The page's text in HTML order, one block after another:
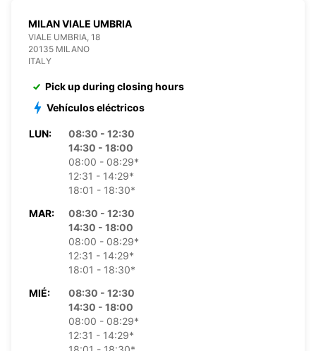
MILAN VIALE UMBRIA
VIALE UMBRIA, 18
20135 MILANO
ITALY
Pick up during closing hours
Vehículos eléctricos
LUN:
08:30 - 12:30
14:30 - 18:00
08:00 - 08:29*
12:31 - 14:29*
18:01 - 18:30*
MAR:
08:30 - 12:30
14:30 - 18:00
08:00 - 08:29*
12:31 - 14:29*
18:01 - 18:30*
MIÉ:
08:30 - 12:30
14:30 - 18:00
08:00 - 08:29*
12:31 - 14:29*